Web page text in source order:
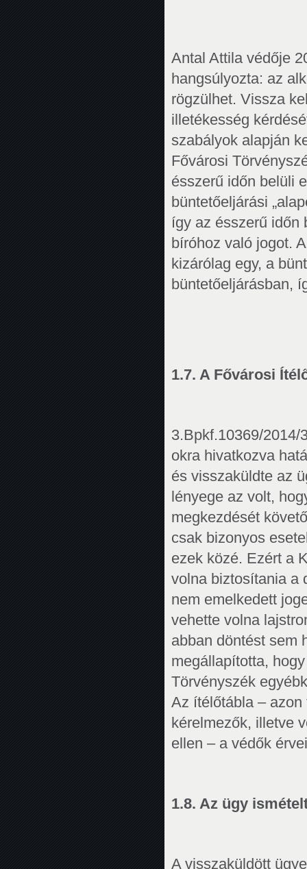
Antal Attila védője
hangsúlyozta: az
rögzülhet. Vissza
illetékesség
szabályok alapján
Fővárosi
ésszerű időn belüli
büntetőeljárási
így az ésszerű időn
bíróhoz való jogot.
kizárólag egy, a
büntetőeljárásban,
1.7. A Fővárosi
3.Bpkf.10369/2014/
okra hivatkozva
és visszaküldte az
lényege az volt,
megkezdését
csak bizonyos
ezek közé. Ezért a
volna biztosítania a
nem emelkedett
vehette volna
abban döntést sem
megállapította,
Törvényszék
Az ítélőtábla –
kérelmezők, illetve
ellen – a védők
1.8. Az ügy
A visszaküldött